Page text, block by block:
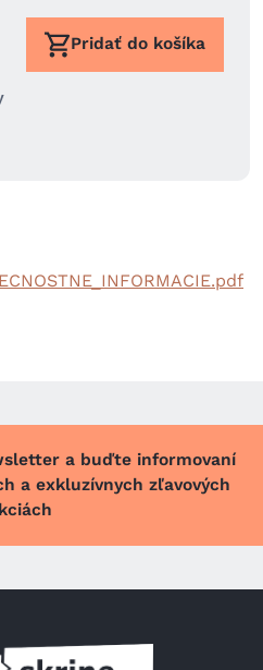
Pridať do košíka
a buďte informovaní
a exkluzívnych zľavových